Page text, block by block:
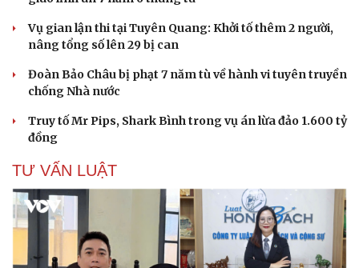
Vụ gian lận thi tại Tuyên Quang: Khởi tố thêm 2 người,
nâng tổng số lên 29 bị can
Đoàn Bảo Châu bị phạt 7 năm tù về hành vi tuyên truyền
chống Nhà nước
Truy tố Mr Pips, Shark Bình trong vụ án lừa đảo 1.600 tỷ
đồng
TƯ VẤN LUẬT